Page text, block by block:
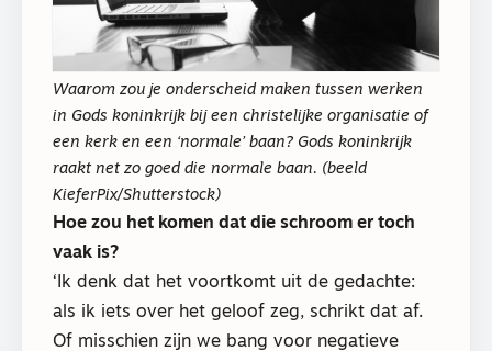
Waarom zou je onderscheid maken tussen werken
in Gods koninkrijk bij een christelijke organisatie of
een kerk en een ‘normale’ baan? Gods koninkrijk
raakt net zo goed die normale baan. (beeld
KieferPix/Shutterstock)
Hoe zou het komen dat die schroom er toch
vaak is?
‘Ik denk dat het voortkomt uit de gedachte:
als ik iets over het geloof zeg, schrikt dat af.
Of misschien zijn we bang voor negatieve